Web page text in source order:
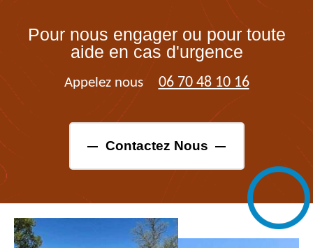
Pour nous engager ou pour toute
aide en cas d'urgence
Appelez nous 06 70 48 10 16
Contactez Nous